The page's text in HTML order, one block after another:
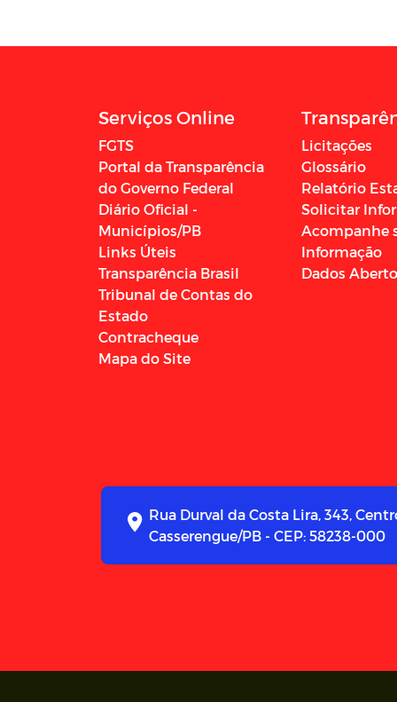
Serviços Online
FGTS
Portal da Transparência
do Governo Federal
Diário Oficial -
Municípios/PB
Links Úteis
Transparência Brasil
Tribunal de Contas do
Estado
Contracheque
Mapa do Site
Licitações
Glossário
Relatório
Solicitar
Acompanhe
Informação
Dados
Rua Durval da Costa Lira, 343,
Casserengue/PB - CEP: 58238-000